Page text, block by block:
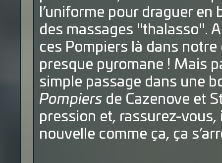
l’uniforme pour draguer
des massages "thalasso".
ces Pompiers là dans
presque pyromane ! Mais
simple passage dans une
Pompiers de Cazenove et
pression et, rassurez-
nouvelle comme ça, ça